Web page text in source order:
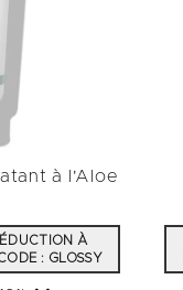
à l'Aloe
À
: GLOSSY